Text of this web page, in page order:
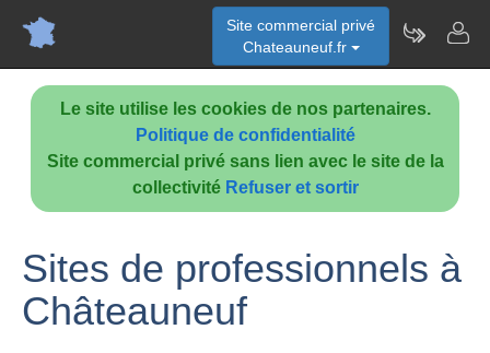
Le site utilise les cookies de nos partenaires.
Politique de confidentialité
Site commercial privé sans lien avec le site de la
collectivité Refuser et sortir
Site commercial privé
Chateauneuf.fr
Sites de professionnels à
Châteauneuf